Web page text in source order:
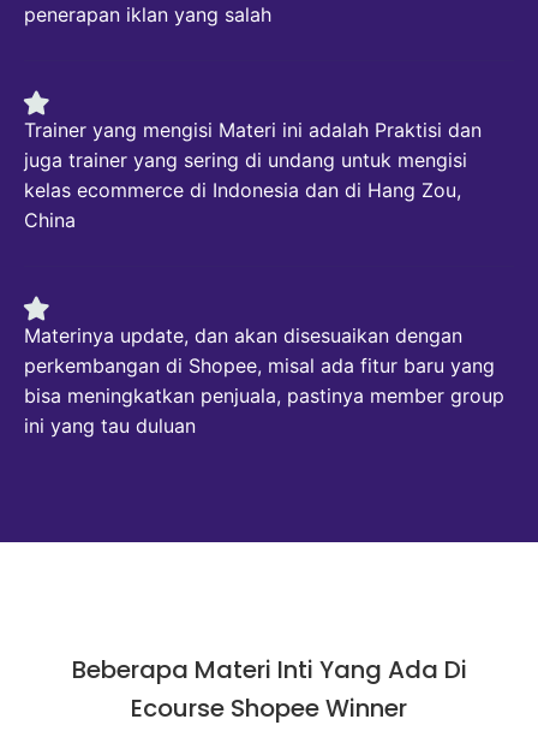
penerapan iklan yang salah
Trainer yang mengisi Materi ini adalah Praktisi dan
juga trainer yang sering di undang untuk mengisi
kelas ecommerce di Indonesia dan di Hang Zou,
China
Materinya update, dan akan disesuaikan dengan
perkembangan di Shopee, misal ada fitur baru yang
bisa meningkatkan penjuala, pastinya member group
ini yang tau duluan
Beberapa Materi Inti Yang Ada Di
Ecourse Shopee Winner